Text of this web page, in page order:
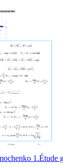
1.Étude